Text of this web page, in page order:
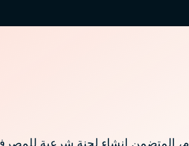
صدر قرار اللجنة التأسيسية للمصرف ذو الرقم (43/3) والتاريخ 1428/1/12 هـ – 2007/01/31م،